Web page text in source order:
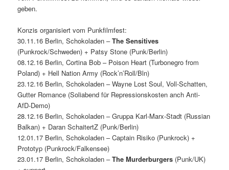
geben.
Konzis organisiert vom Punkfilmfest:
30.11.16 Berlin, Schokoladen –The Sensitives
(Punkrock/Schweden) + Patsy Stone (Punk/Berlin)
08.12.16 Berlin, Cortina Bob – Poison Heart (Turbonegro from
Poland) + Hell Nation Army (Rock’n’Roll/Bln)
23.12.16 Berlin, Schokoladen – Wayne Lost Soul, Voll-Schatten,
Gutter Romance (Soliabend für Repressionskosten anch Anti-
AfD-Demo)
28.12.16 Berlin, Schokoladen – Gruppa Karl-Marx-Stadt (Russian
Balkan) + Daran SchaitertZ (Punk/Berlin)
12.01.17 Berlin, Schokoladen – Captain Risiko (Punkrock) +
Prototyp (Punkrock/Falkensee)
23.01.17 Berlin, Schokoladen –The Murderburgers (Punk/UK)